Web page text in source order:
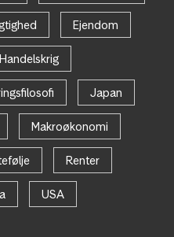
Ejendom
Handelskrig
Japan
Makroøkonomi
Renter
USA